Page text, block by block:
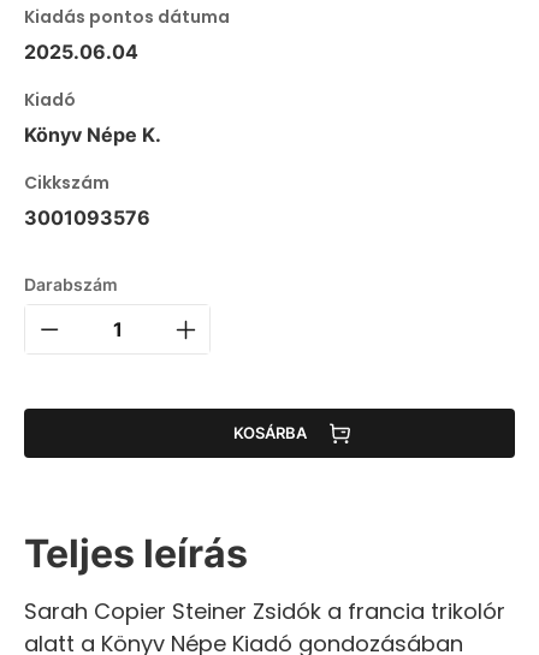
Kiadás pontos dátuma
2025.06.04
Kiadó
Könyv Népe K.
Cikkszám
3001093576
Darabszám
KOSÁRBA
Teljes leírás
Sarah Copier Steiner Zsidók a francia trikolór
alatt a Könyv Népe Kiadó gondozásában